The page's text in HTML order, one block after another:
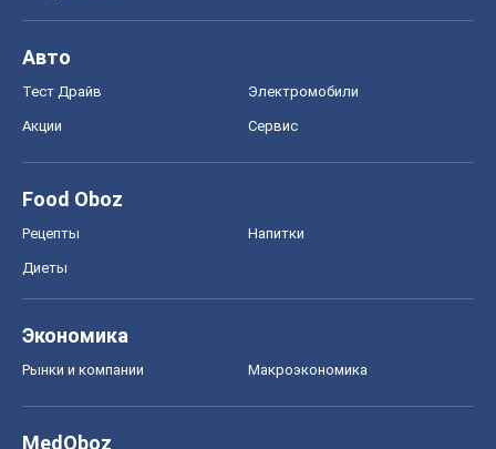
Авто
Тест Драйв Электромобили
Акции Сервис
Food Oboz
Рецепты Напитки
Диеты
Экономика
Рынки и компании Mакроэкономика
MedOboz